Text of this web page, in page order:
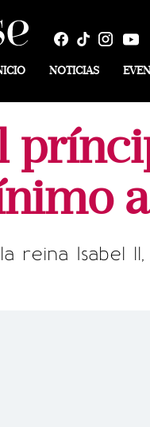
NOTICIAS
reina Isabel